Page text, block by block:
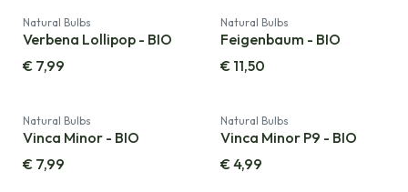
Natural Bulbs
Verbena Lollipop - BIO
€ 7,99
Natural Bulbs
Feigenbaum - BIO
€ 11,50
Natural Bulbs
Vinca Minor - BIO
€ 7,99
Natural Bulbs
Vinca Minor P9 - BIO
€4,99